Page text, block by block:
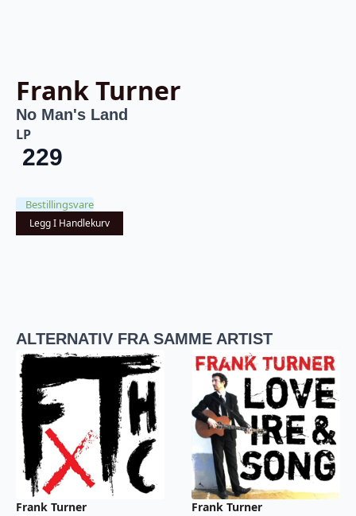
Frank Turner
No Man's Land
LP
229
Bestillingsvare
Legg I Handlekurv
ALTERNATIV FRA SAMME ARTIST
Frank Turner Frank Turner